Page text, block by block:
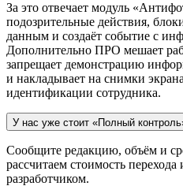
За это отвечает модуль
подозрительные действия,
данным и создаёт событие с
Дополнительно ПРО мешает
запрещает демонстрацию
и накладывает на снимки
идентификации сотрудника.
У нас уже стоит «Полный
Сообщите редакцию, объём и
рассчитаем стоимость перехода
разработчиком.